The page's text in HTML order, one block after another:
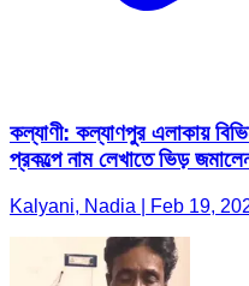
কল্যাণী: কল্যাণপুর এলাকায়
প্রকল্পে নাম লেখাতে ভিড়
Kalyani, Nadia | Feb 19,